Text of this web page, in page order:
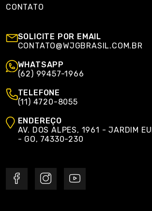
CONTATO
SOLICITE POR EMAIL
CONTATO@WJGBRASIL.COM.BR
WHATSAPP
(62) 99457-1966
TELEFONE
(11) 4720-8055
ENDEREÇO
AV. DOS ALPES, 1961 - JARDIM
- GO, 74330-230